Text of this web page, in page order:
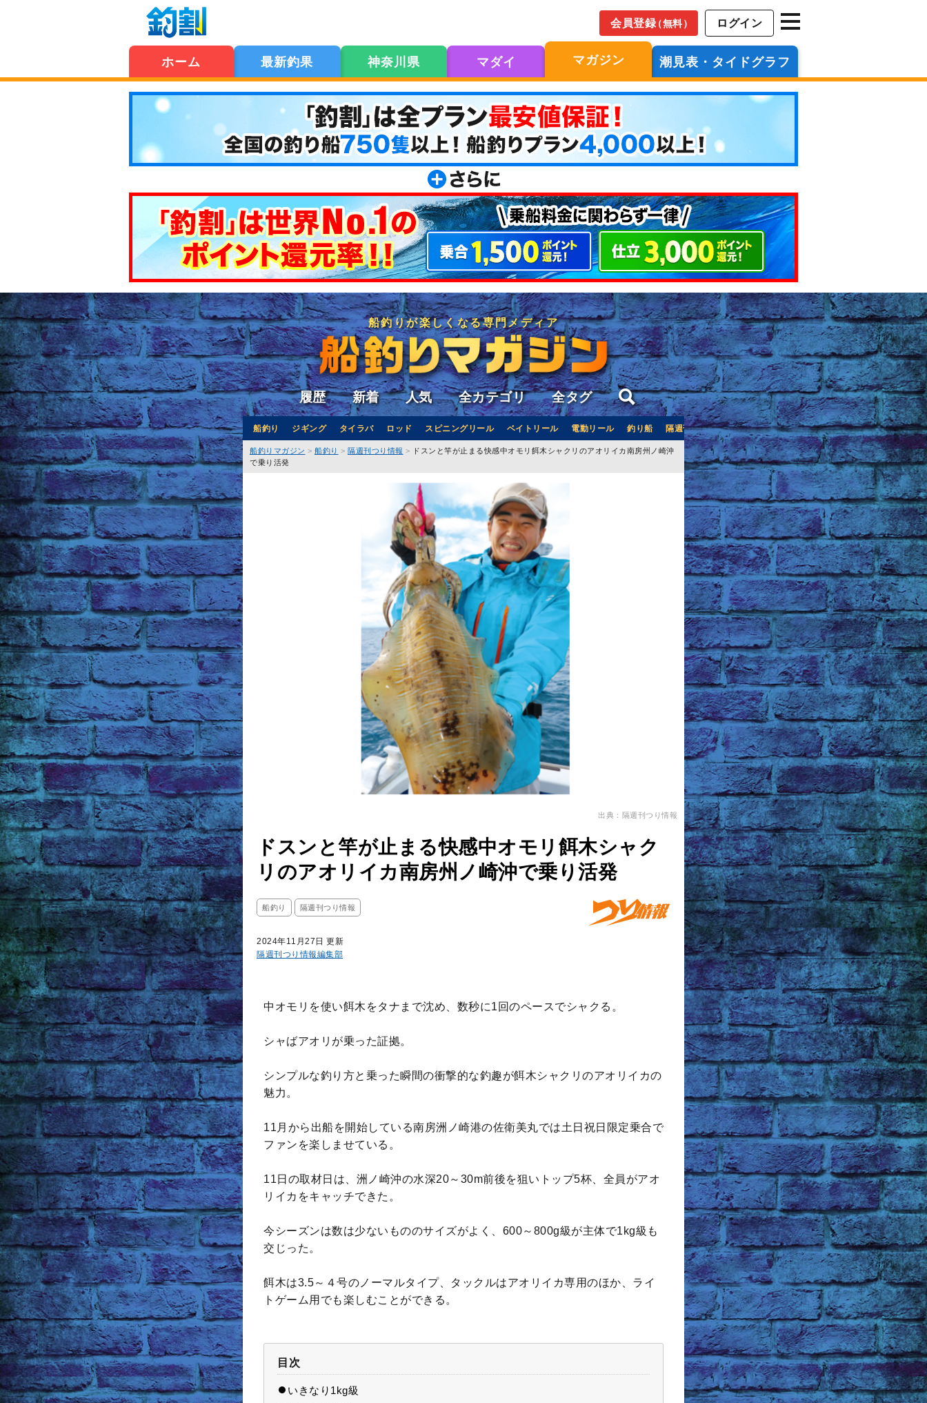
会員登録（無料） ログイン
ホーム 最新釣果 神奈川県 マダイ マガジン 潮見表・タイドグラフ
船釣りが楽しくなる専門メディア
履歴 新着 人気 全カテゴリ 全タグ
船釣り ジギング タイラバ ロッド スピニングリール ベイトリール 電動リール 釣り船 隔週刊つり情報 釣り船予約サイト「釣割」
船釣りマガジン 船釣り 隔週刊つり情報
ドスンと竿が止まる快感中オモリ餌木シャクリのアオリイカ南房州ノ崎沖
で乗り活発
出典：隔週刊つり情報
ドスンと竿が止まる快感中オモリ餌木シャク
リのアオリイカ南房州ノ崎沖で乗り活発
船釣り 隔週刊つり情報
2024年11月27日 更新
隔週刊つり情報編集部
中オモリを使い餌木をタナまで沈め、数秒に1回のペースでシャクる。
シャばアオリが乗った証拠。
シンプルな釣り方と乗った瞬間の衝撃的な釣趣が餌木シャクリのアオリイカの
魅力。
11月から出船を開始している南房洲ノ崎港の佐衛美丸では土日祝日限定乗合で
ファンを楽しませている。
11日の取材日は、洲ノ崎沖の水深20～30m前後を狙いトップ5杯、全員がアオ
リイカをキャッチできた。
今シーズンは数は少ないもののサイズがよく、600～800g級が主体で1kg級も
交じった。
餌木は3.5～４号のノーマルタイプ、タックルはアオリイカ専用のほか、ライ
トゲーム用でも楽しむことができる。
目次
いきなり1kg級